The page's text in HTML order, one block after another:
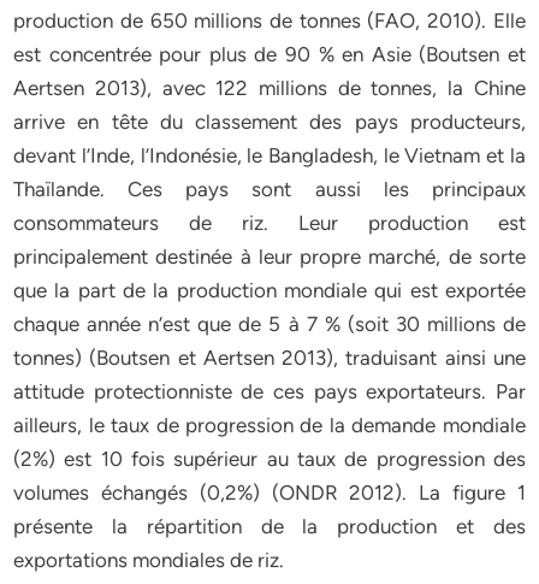
production de 650 millions de tonnes (FAO, 2010). Elle
est concentrée pour plus de 90 % en Asie (Boutsen et
Aertsen 2013), avec 122 millions de tonnes, la Chine
arrive en tête du classement des pays producteurs,
devant l’Inde, l’Indonésie, le Bangladesh, le Vietnam et la
Thaïlande. Ces pays sont aussi les principaux
consommateurs de riz. Leur production est
principalement destinée à leur propre marché, de sorte
que la part de la production mondiale qui est exportée
chaque année n’est que de 5 à 7 % (soit 30 millions de
tonnes) (Boutsen et Aertsen 2013), traduisant ainsi une
attitude protectionniste de ces pays exportateurs. Par
ailleurs, le taux de progression de la demande mondiale
(2%) est 10 fois supérieur au taux de progression des
volumes échangés (0,2%) (ONDR 2012). La figure 1
présente la répartition de la production et des
exportations mondiales de riz.